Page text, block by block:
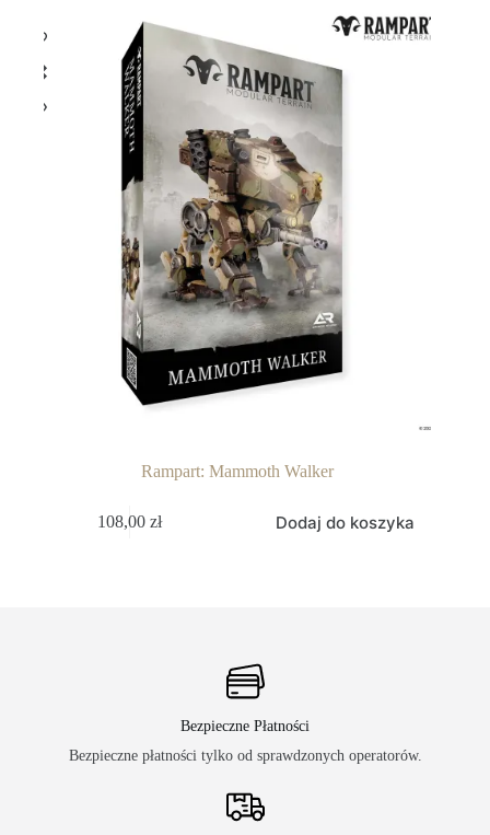
Rampart: Mammoth Walker
108,00zł Dodaj do koszyka
Bezpieczne Płatności
Bezpieczne płatności tylko od sprawdzonych operatorów.